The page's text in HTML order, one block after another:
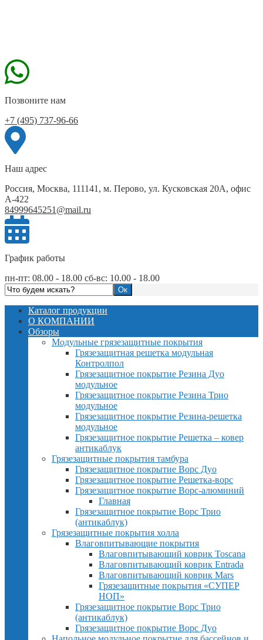
Позвоните нам
+7 (495) 737-96-66
Наш адрес
Россия, Москва, 111141, м. Перово, ул. Кусковская 20А, офис
А-422
84999645251@mail.ru
График работы
пн-пт: 08.00 - 18.00 сб-вс: 10.00 - 18.00
Каталог продукции
О КОМПАНИИ
Обзоры
Модульные грязезащитные покрытия
Грязезащитная решетка модульная
Контролпол
Грязезащитное покрытие Резина Дуо
модульное
Грязезащитное покрытие Резина Трио
модульное
Грязезащитное покрытие Резина-решетка
модульное
Грязезащитное покрытие Решетка – ковер
антикаблук
Грязезащитные покрытия тамбура
Грязезащитное покрытие Ворс Дуо
Грязезащитное покрытие Решетка-ворс
Грязезащитное покрытие Ворс-алюминий
Главная
Грязезащитное покрытие Ворс Трио
(антикаблук)
Грязезащитные покрытия холла
Влаговпитывающие покрытия
Влаговпитывающий коврик Toscana
Влаговпитывающий коврик Entrada
Влаговпитывающий коврик Mars
Грязезащитные покрытия «СУПЕР
НОП»
Грязезащитное покрытие Ворс Трио
(антикаблук)
Грязезащитное покрытие Ворс Дуо